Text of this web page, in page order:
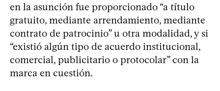
en la asunción fue proporcionado “a título
gratuito, mediante arrendamiento, mediante
contrato de patrocinio” u otra modalidad, y si
“existió algún tipo de acuerdo institucional,
comercial, publicitario o protocolar” con la
marca en cuestión.